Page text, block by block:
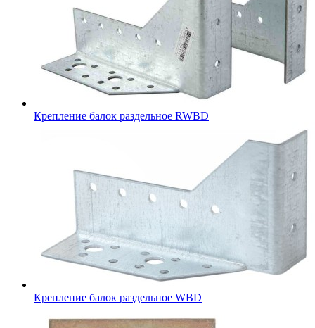
Крепление балок раздельное RWBD
Крепление балок раздельное WBD